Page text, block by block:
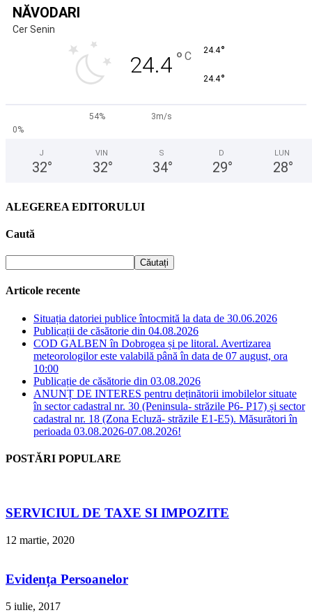
NĂVODARI
Cer Senin
24.4 ° C 24.4°
24.4°
54%
3m/s
0%
J
32°
VIN
32°
S
34°
D
29°
LUN
28°
ALEGEREA EDITORULUI
Caută
Articole recente
Situația datoriei publice întocmită la data de 30.06.2026
Publicații de căsătorie din 04.08.2026
COD GALBEN în Dobrogea și pe litoral. Avertizarea
meteorologilor este valabilă până în data de 07 august, ora
10:00
Publicație de căsătorie din 03.08.2026
ANUNȚ DE INTERES pentru deținătorii imobilelor situate
în sector cadastral nr. 30 (Peninsula- străzile P6- P17) și sector
cadastral nr. 18 (Zona Ecluză- străzile E1-E5). Măsurători în
perioada 03.08.2026-07.08.2026!
POSTĂRI POPULARE
SERVICIUL DE TAXE SI IMPOZITE
12 martie, 2020
Evidența Persoanelor
5 iulie, 2017